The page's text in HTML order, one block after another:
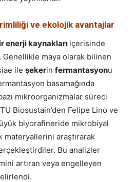
ve ekolojik avantajlar
enerji kaynakları içerisinde
maya olarak bilinen
ile şekerin fermantasyonu
basamağında
mikroorganizmalar süreci
Biosustain’den Felipe Lino ve
biyorafineride mikrobiyal
materyallerini araştırarak
Bu analizler
artıran veya engelleyen